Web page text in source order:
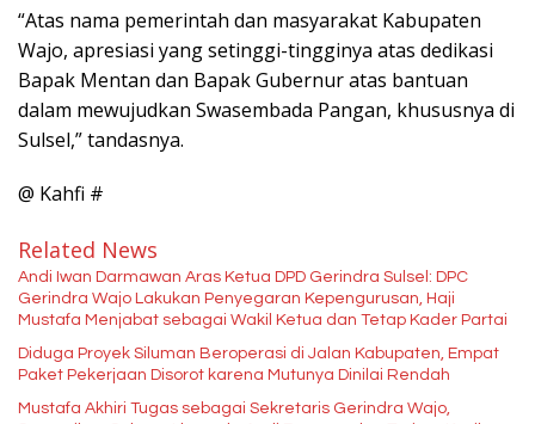
“Atas nama pemerintah dan masyarakat Kabupaten
Wajo, apresiasi yang setinggi-tingginya atas dedikasi
Bapak Mentan dan Bapak Gubernur atas bantuan
dalam mewujudkan Swasembada Pangan, khususnya di
Sulsel,” tandasnya.
@ Kahfi #
Related News
Andi Iwan Darmawan Aras Ketua DPD Gerindra Sulsel: DPC
Gerindra Wajo Lakukan Penyegaran Kepengurusan, Haji
Mustafa Menjabat sebagai Wakil Ketua dan Tetap Kader Partai
Diduga Proyek Siluman Beroperasi di Jalan Kabupaten, Empat
Paket Pekerjaan Disorot karena Mutunya Dinilai Rendah
Mustafa Akhiri Tugas sebagai Sekretaris Gerindra Wajo,